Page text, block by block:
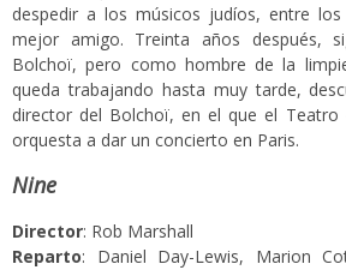
despedir a los músicos judíos, entre
mejor amigo. Treinta años después,
Bolchoï, pero como hombre de la
queda trabajando hasta muy tarde,
director del Bolchoï, en el que el Teatro
orquesta a dar un concierto en Paris.
Nine
Director: Rob Marshall
Reparto: Daniel Day-Lewis, Marion